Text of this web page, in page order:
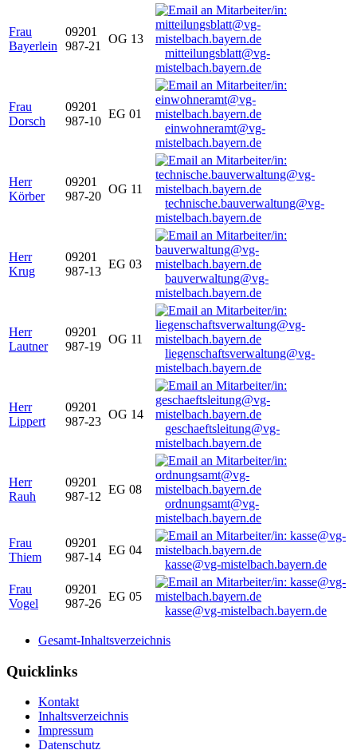
Frau
Bayerlein
09201
987-21
OG 13
mitteilungsblatt@vg-
mistelbach.bayern.de
Frau
Dorsch
09201
987-10
EG 01
einwohneramt@vg-
mistelbach.bayern.de
Herr
Körber
09201
987-20
OG 11
technische.bauverwaltung@vg-
mistelbach.bayern.de
Herr
Krug
09201
987-13
EG 03
bauverwaltung@vg-
mistelbach.bayern.de
Herr
Lautner
09201
987-19
OG 11
liegenschaftsverwaltung@vg-
mistelbach.bayern.de
Herr
Lippert
09201
987-23
OG 14
geschaeftsleitung@vg-
mistelbach.bayern.de
Herr
Rauh
09201
987-12
EG 08
ordnungsamt@vg-
mistelbach.bayern.de
Frau
Thiem
09201
987-14
EG 04
kasse@vg-mistelbach.bayern.de
Frau
Vogel
09201
987-26
EG 05
kasse@vg-mistelbach.bayern.de
Gesamt-Inhaltsverzeichnis
Quicklinks
Kontakt
Inhaltsverzeichnis
Impressum
Datenschutz